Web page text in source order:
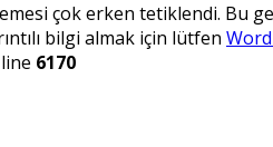
çok erken tetiklendi. Bu
bilgi almak için lütfen
6170